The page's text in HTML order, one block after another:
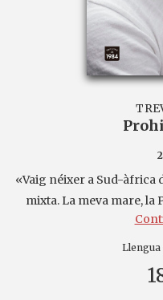
«Vaig néixer a Sud-àfrica
mixta. La meva mare, la